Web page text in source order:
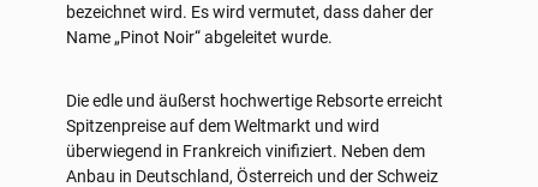
bezeichnet wird. Es wird vermutet, dass daher der
Name „Pinot Noir“ abgeleitet wurde.
Die edle und äußerst hochwertige Rebsorte erreicht
Spitzenpreise auf dem Weltmarkt und wird
überwiegend in Frankreich vinifiziert. Neben dem
Anbau in Deutschland, Österreich und der Schweiz